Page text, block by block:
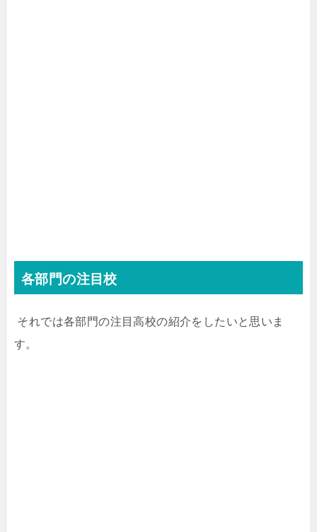
各部門の注目校
それでは各部門の注目高校の紹介をしたいと思いま
す。